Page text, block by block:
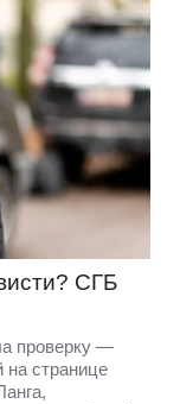
СГБ
проверку —
на странице